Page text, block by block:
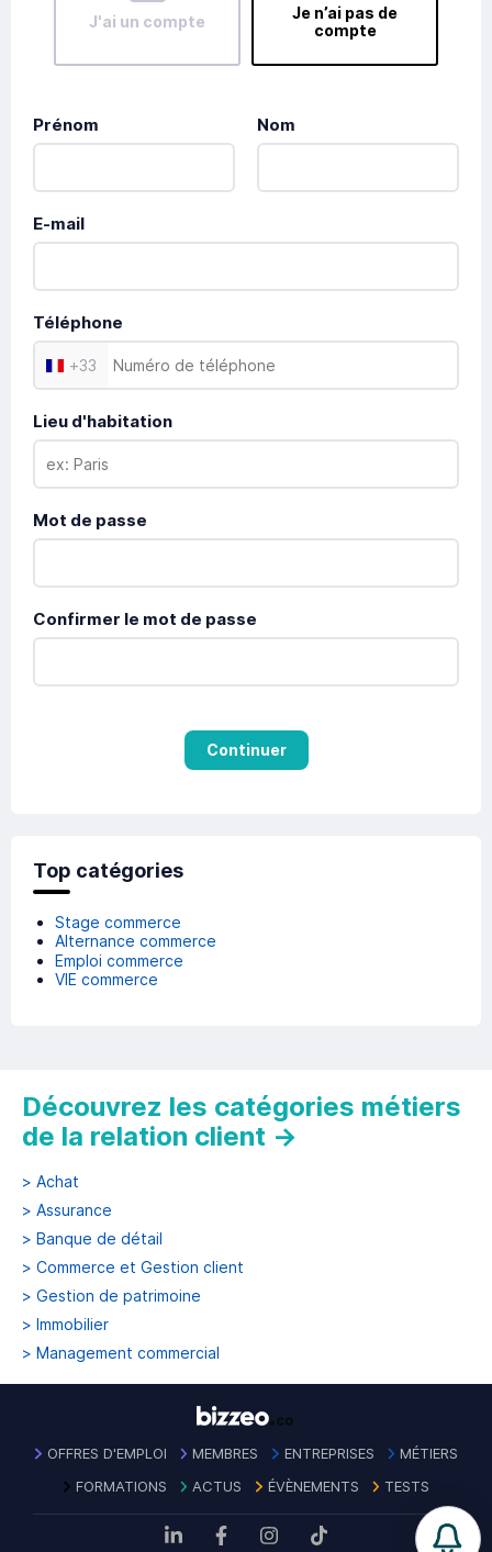
J'ai un compte
Je n’ai pas de
compte
Prénom Nom
E-mail
Téléphone
+33
Lieu d'habitation
Mot de passe
Confirmer le mot de passe
Continuer
Top catégories
Stage commerce
Alternance commerce
Emploi commerce
VIE commerce
Découvrez les catégories métiers
de la relation client →
> Achat
> Assurance
> Banque de détail
> Commerce et Gestion client
> Gestion de patrimoine
> Immobilier
> Management commercial
OFFRES D'EMPLOI MEMBRES ENTREPRISES
MÉTIERS
FORMATIONS
ACTUS ÉVÈNEMENTS TESTS